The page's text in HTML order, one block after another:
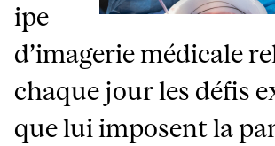
ipe
d’imagerie médicale
chaque jour les défis
que lui imposent la